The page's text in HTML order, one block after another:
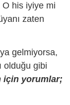
O his iyiye mi
zaten
gelmiyorsa,
olduğu gibi
için yorumlar;